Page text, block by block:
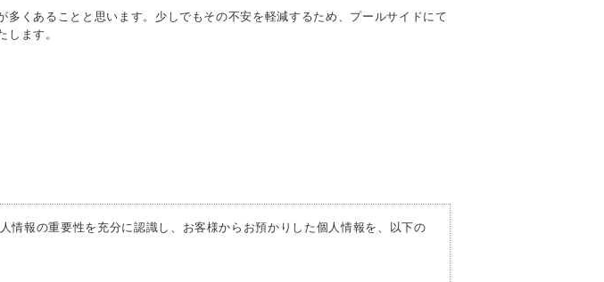
くあることと思います。少しでもその不安を軽減するため、プールサイドにて
します。
情報の重要性を充分に認識し、お客様からお預かりした個人情報を、以下の